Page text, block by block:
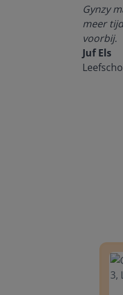
Gynzy
meer
voorbij.
Juf Els